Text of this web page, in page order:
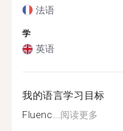
法语
学
英语
我的语言学习目标
Fluenc...阅读更多